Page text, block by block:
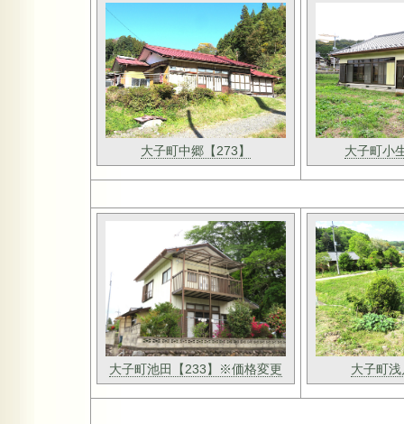
大子町中郷【273】 大子町小
大子町池田【233】※価格変更 大子町